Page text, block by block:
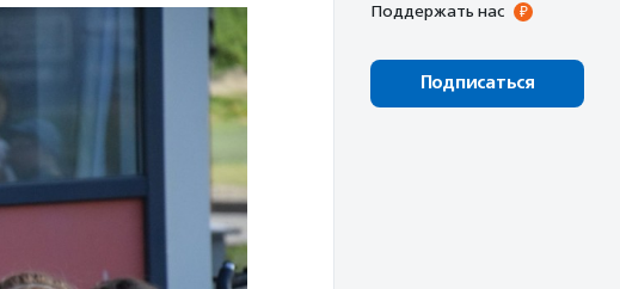
Поддержать нас
Подписаться